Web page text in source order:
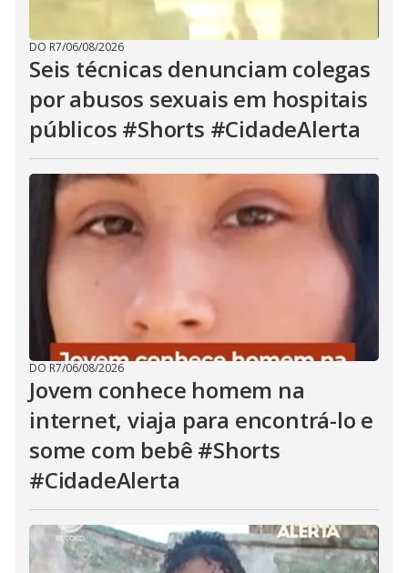
DO R7/06/08/2026
Seis técnicas denunciam colegas
por abusos sexuais em hospitais
públicos #Shorts #CidadeAlerta
DO R7/06/08/2026
Jovem conhece homem na
internet, viaja para encontrá-lo e
some com bebê #Shorts
#CidadeAlerta